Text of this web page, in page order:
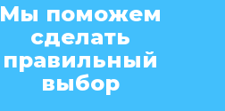
Мы поможем
сделать
правильный
выбор